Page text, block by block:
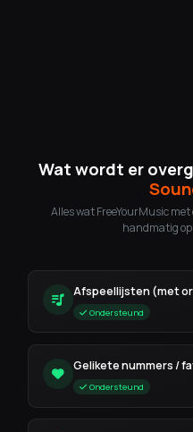
Wat wordt er
Alles wat FreeYourMusic
handmatig
Afspeellijsten (met
Ondersteund
Gelikete nummers /
Ondersteund